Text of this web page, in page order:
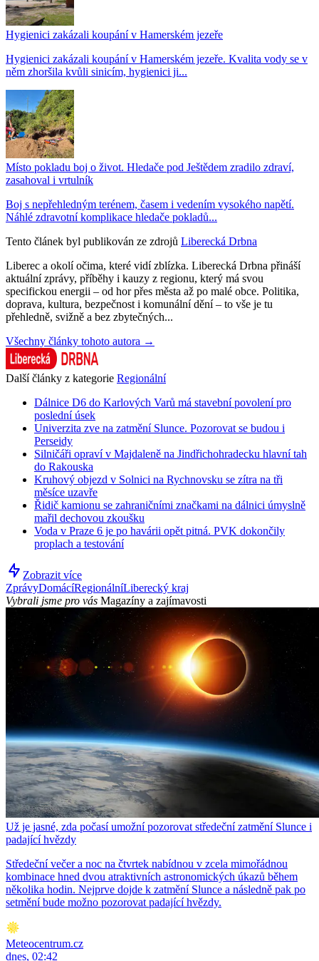
Hygienici zakázali koupání v Hamerském jezeře
Hygienici zakázali koupání v Hamerském jezeře. Kvalita vody se v
něm zhoršila kvůli sinicím, hygienici ji...
Místo pokladu boj o život. Hledače pod Ještědem zradilo zdraví,
zasahoval i vrtulník
Boj s nepřehledným terénem, časem i vedením vysokého napětí.
Náhlé zdravotní komplikace hledače pokladů...
Tento článek byl publikován ze zdrojů Liberecká Drbna
Liberec a okolí očima, které vidí zblízka. Liberecká Drbna přináší
aktuální zprávy, příběhy i kauzy z regionu, který má svou
specifickou energii – od hor přes města až po malé obce. Politika,
doprava, kultura, bezpečnost i komunální dění – to vše je tu
přehledně, svižně a bez zbytečných...
Všechny články tohoto autora →
Další články z kategorie Regionální
Dálnice D6 do Karlových Varů má stavební povolení pro
poslední úsek
Univerzita zve na zatmění Slunce. Pozorovat se budou i
Perseidy
Silničáři opraví v Majdaleně na Jindřichohradecku hlavní tah
do Rakouska
Kruhový objezd v Solnici na Rychnovsku se zítra na tři
měsíce uzavře
Řidič kamionu se zahraničními značkami na dálnici úmyslně
mařil dechovou zkoušku
Voda v Praze 6 je po havárii opět pitná. PVK dokončily
proplach a testování
Zobrazit více
ZprávyDomácíRegionálníLiberecký kraj
Vybrali jsme pro vás Magazíny a zajímavosti
Už je jasné, zda počasí umožní pozorovat středeční zatmění Slunce i
padající hvězdy
Středeční večer a noc na čtvrtek nabídnou v zcela mimořádnou
kombinace hned dvou atraktivních astronomických úkazů během
několika hodin. Nejprve dojde k zatmění Slunce a následně pak po
setmění bude možno pozorovat padající hvězdy.
Meteocentrum.cz
dnes, 02:42